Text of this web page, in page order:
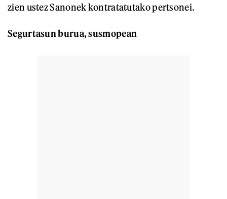
zien ustez Sanonek kontratatutako pertsonei.
Segurtasun burua, susmopean